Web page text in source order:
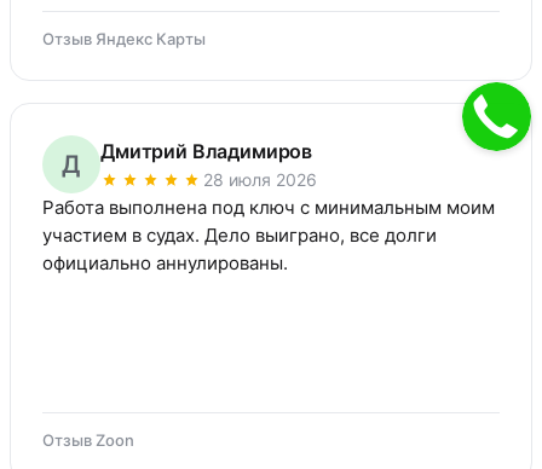
Отзыв Яндекс Карты
Д Дмитрий Владимиров
28 июля 2026
Работа выполнена под ключ с минимальным моим
участием в судах. Дело выиграно, все долги
официально аннулированы.
Отзыв Zoon